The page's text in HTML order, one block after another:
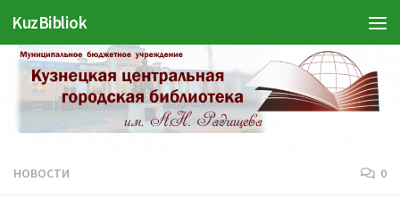
Перейти к содержимому
KuzBibliok
НОВОСТИ 0